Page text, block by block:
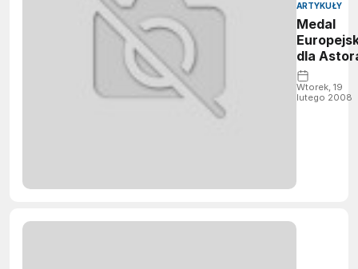
ARTYKUŁY
Medal
dla
Wtorek, 19
lutego 2008